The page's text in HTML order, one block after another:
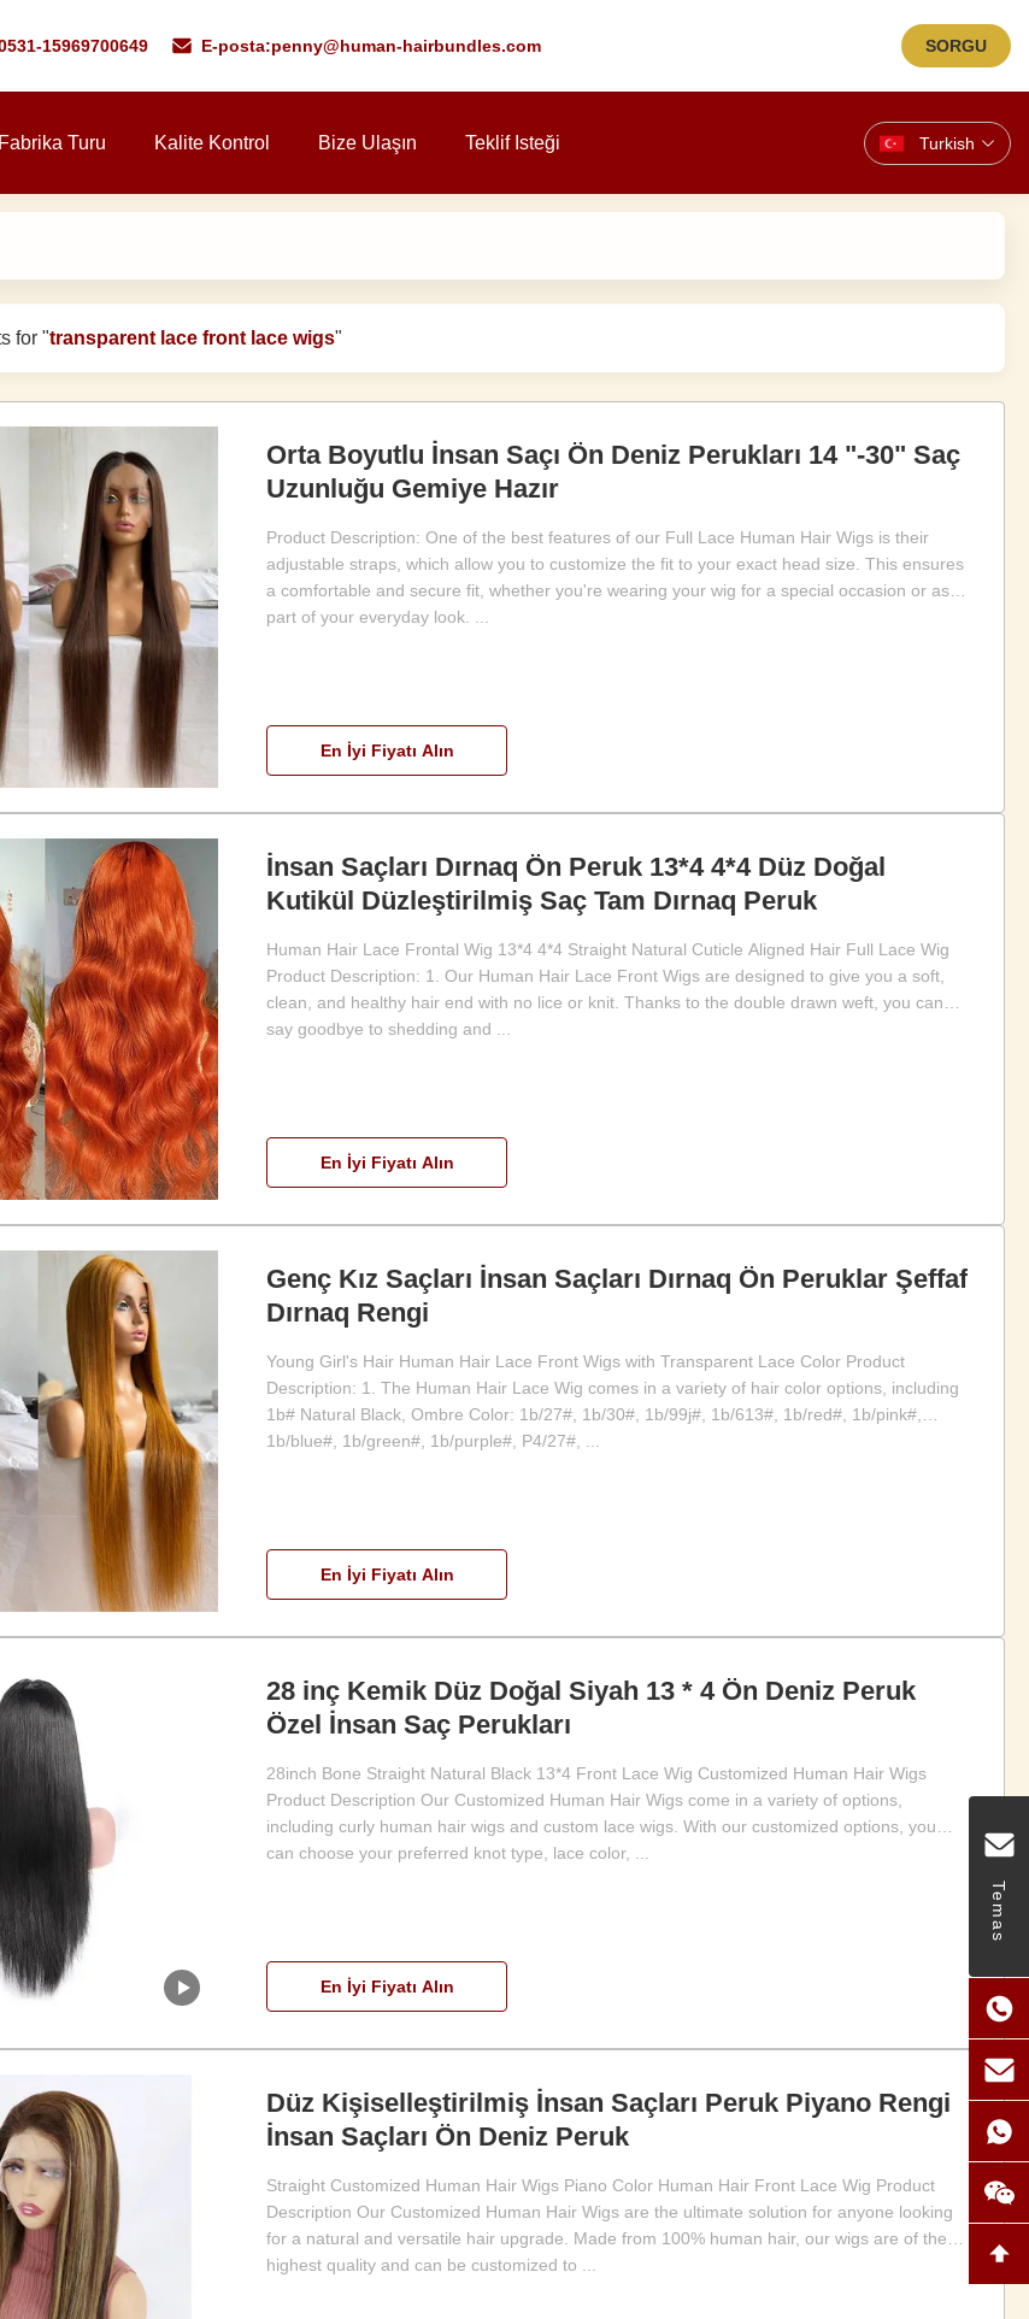
15969700649 E-posta:penny@human-hairbundles.com SORGU
Fabrika Turu Kalite Kontrol Bize Ulaşın Teklif Isteği Turkish
Temas
for "transparent lace front lace wigs"
Orta Boyutlu İnsan Saçı Ön Deniz Perukları 14 "-30" Saç
Uzunluğu Gemiye Hazır
Product Description: One of the best features of our Full Lace Human Hair Wigs is their
adjustable straps, which allow you to customize the fit to your exact head size. This ensures
a comfortable and secure fit, whether you're wearing your wig for a special occasion or as
part of your everyday look. ...
En İyi Fiyatı Alın
İnsan Saçları Dırnaq Ön Peruk 13*4 4*4 Düz Doğal
Kutikül Düzleştirilmiş Saç Tam Dırnaq Peruk
Human Hair Lace Frontal Wig 13*4 4*4 Straight Natural Cuticle Aligned Hair Full Lace Wig
Product Description: 1. Our Human Hair Lace Front Wigs are designed to give you a soft,
clean, and healthy hair end with no lice or knit. Thanks to the double drawn weft, you can
say goodbye to shedding and ...
En İyi Fiyatı Alın
Genç Kız Saçları İnsan Saçları Dırnaq Ön Peruklar Şeffaf
Dırnaq Rengi
Young Girl's Hair Human Hair Lace Front Wigs with Transparent Lace Color Product
Description: 1. The Human Hair Lace Wig comes in a variety of hair color options, including
1b# Natural Black, Ombre Color: 1b/27#, 1b/30#, 1b/99j#, 1b/613#, 1b/red#, 1b/pink#,
1b/blue#, 1b/green#, 1b/purple#, P4/27#, ...
En İyi Fiyatı Alın
28 inç Kemik Düz Doğal Siyah 13 * 4 Ön Deniz Peruk
Özel İnsan Saç Perukları
28inch Bone Straight Natural Black 13*4 Front Lace Wig Customized Human Hair Wigs
Product Description Our Customized Human Hair Wigs come in a variety of options,
including curly human hair wigs and custom lace wigs. With our customized options, you
can choose your preferred knot type, lace color, ...
En İyi Fiyatı Alın
Düz Kişiselleştirilmiş İnsan Saçları Peruk Piyano Rengi
İnsan Saçları Ön Deniz Peruk
Straight Customized Human Hair Wigs Piano Color Human Hair Front Lace Wig Product
Description Our Customized Human Hair Wigs are the ultimate solution for anyone looking
for a natural and versatile hair upgrade. Made from 100% human hair, our wigs are of the
highest quality and can be customized to ...